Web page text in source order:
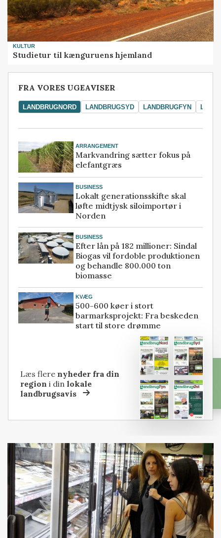
KULTUR
Studietur til kænguruens hjemland
FRA VORES UGEAVISER
LANDBRUGNORD LANDBRUGSYD LANDBRUGFYN
ARRANGEMENT
Markvandring sætter fokus på
elefantgræs
BUSINESS
Lokalt generationsskifte skal
løfte midtjysk siloimportør i
Norden
BUSINESS
Efter lån på 182 millioner: Sindal
Biogas vil fordoble produktionen
og behandle 800.000 ton
biomasse
KVÆG
500-600 køer i stort
barmarksprojekt: Fra beskeden
start til store drømme
Læs flere nyheder fra din
region i dinlokale
landbrugsavis